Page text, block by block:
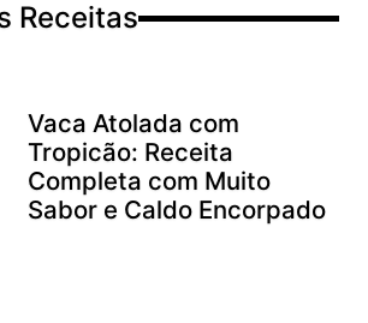
Receitas
Vaca Atolada com
Tropicão: Receita
Completa com Muito
Sabor e Caldo Encorpado